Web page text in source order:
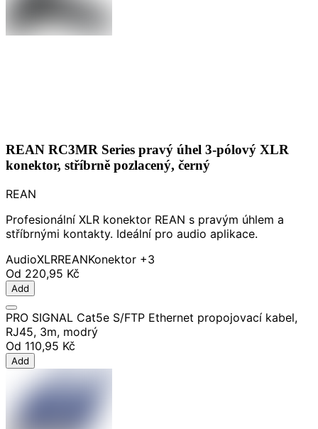
REAN RC3MR Series pravý úhel 3-pólový XLR
konektor, stříbrně pozlacený, černý
REAN
Profesionální XLR konektor REAN s pravým úhlem a
stříbrnými kontakty. Ideální pro audio aplikace.
AudioXLRREANKonektor +3
Od 220,95 Kč
Add
PRO SIGNAL Cat5e S/FTP Ethernet propojovací kabel,
RJ45, 3m, modrý
Od 110,95 Kč
Add